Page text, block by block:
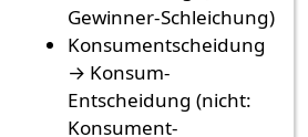
Gewinner-Schleichung)
Konsumentscheidung
→ Konsum-
Entscheidung (nicht:
Konsument-